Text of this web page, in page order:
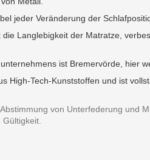
jeder Veränderung der
Langlebigkeit der Matratze,
ist Bremervörde, hier
High-Tech-Kunststoffen und ist
von Unterfederung und